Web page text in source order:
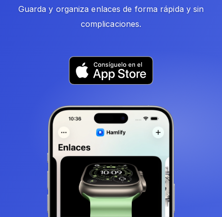
Guarda y organiza enlaces de forma rápida y sin
complicaciones.